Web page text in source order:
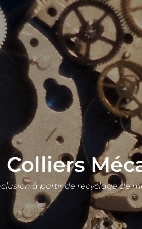
Colliers
à partir de recyclage de